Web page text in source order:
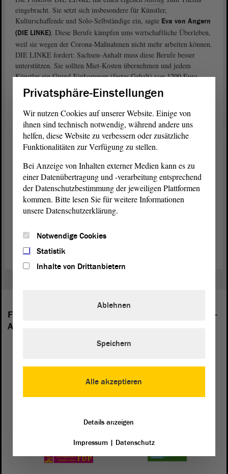
eingebracht. Sie setzt sich insbesondere für Künstler,
Kulturschaffende und Solo-Selbständige ein, sagte Eva von Angern
(DIE LINKE). Diese Berufe kämpfen ums wirtschaftliche Überleben,
weil sie wegen der Corona-Maßnahmen nicht mehr arbeiten können.
DIE LINKE fordert: Sachsen-Anhalt muss diese Berufe besser
unterstützen. Sie sollten Miet-Kosten übernehmen und jedem
Künstler ein Grund-Einkommen (festes Gehalt) von 1200 Euro
monatlich zahlen.
Alexander Raue (AfD)
hält die Corona-Maßnahmen für
übertrieben. Bei anderen Grippe-Erkrankungen in den letzten Jahren
wurden beispielsweise auch keine Gaststätten geschlossen. Die
Bundes-Regierung und die Landes-Regierung in Sachsen-Anhalt
verbreiten Panik bei den Menschen. Sie sorgen quasi selbst für die
Wirtschaftskrise.
Am Ende der Debatte
haben die Abgeordneten noch nichts
Konkretes entschieden. Über denAntrag der Fraktion
wollen sie in den Ausschüssen (Kultur und Wirtschaft) weiter
beraten.
(Das ist ein Angebot in Einfacher Sprache).
Folgende Fraktionen sind im Landtag von Sachsen-
Anhalt vertreten:
Privatsphäre-Einstellungen
Wir nutzen Cookies auf unserer Website. Einige von
ihnen sind technisch notwendig, während andere uns
helfen, diese Website zu verbessern oder zusätzliche
Funktionalitäten zur Verfügung zu stellen.
Bei Anzeige von Inhalten externer Medien kann es zu
einer Datenübertragung und -verarbeitung entsprechend
der Datenschutzbestimmung der jeweiligen Plattformen
kommen. Bitte lesen Sie für weitere Informationen
unsere Datenschutzerklärung.
Notwendige Cookies
Statistik
Inhalte von Drittanbietern
Alle akzeptieren
Ablehnen
Speichern
Details anzeigen
Impressum| Datenschutz